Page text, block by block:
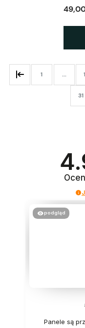
1 ...
31
podgląd
Panele są